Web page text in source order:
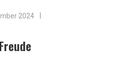
2024 |